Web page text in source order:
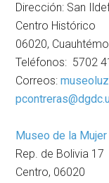
Dirección: San
Centro Histórico
06020,
Teléfonos: 5702
Correos:
Museo de la Mujer
Rep. de Bolivia 17
Centro, 06020